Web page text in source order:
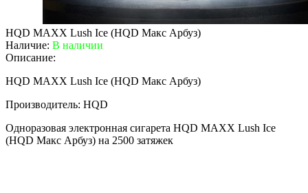
HQD MAXX Lush Ice (HQD Макс Арбуз)
Наличие: В наличии
Описание:
HQD MAXX Lush Ice (HQD Макс Арбуз)
Производитель: HQD
Одноразовая электронная сигарета HQD MAXX Lush Ice
(HQD Макс Арбуз) на 2500 затяжек